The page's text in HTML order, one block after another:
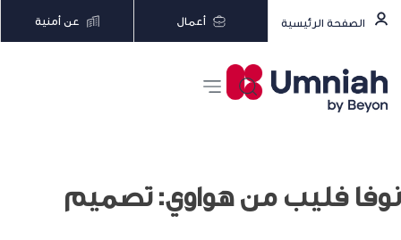
الصفحة الرئيسية أعمال عن أمنية
نوفا فليب من هواوي: تصميم